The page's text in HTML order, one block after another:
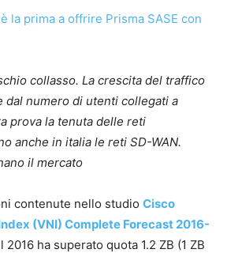
collasso. La crescita del traffico
dal numero di utenti collegati a
prova la tenuta delle reti
anche in italia le reti SD-WAN.
il mercato
contenute nello studio Cisco
(VNI) Complete Forecast 2016-
ha superato quota 1.2 ZB (1 ZB